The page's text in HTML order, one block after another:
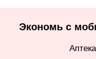
Экономь с